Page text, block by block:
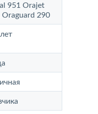
951 Orajet
Oraguard 290